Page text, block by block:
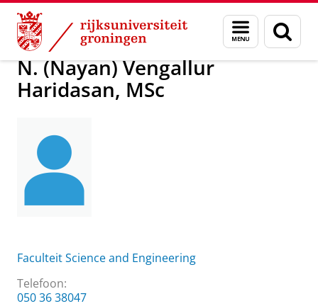
Skip
Content
Skip
Navigation
Menu
en
zoeken
N. (Nayan) Vengallur Haridasan, MSc
N. (Nayan) Vengallur
Haridasan, MSc
Faculteit Science and Engineering
Telefoon:
050 36 38047